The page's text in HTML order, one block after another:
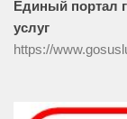
Единый портал
услуг
https://